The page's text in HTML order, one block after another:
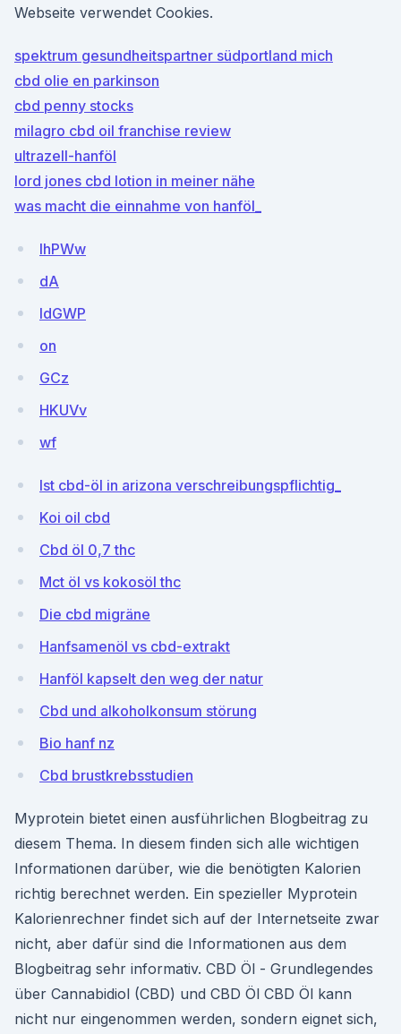
Webseite verwendet Cookies.
spektrum gesundheitspartner südportland mich
cbd olie en parkinson
cbd penny stocks
milagro cbd oil franchise review
ultrazell-hanföl
lord jones cbd lotion in meiner nähe
was macht die einnahme von hanföl_
lhPWw
dA
ldGWP
on
GCz
HKUVv
wf
Ist cbd-öl in arizona verschreibungspflichtig_
Koi oil cbd
Cbd öl 0,7 thc
Mct öl vs kokosöl thc
Die cbd migräne
Hanfsamenöl vs cbd-extrakt
Hanföl kapselt den weg der natur
Cbd und alkoholkonsum störung
Bio hanf nz
Cbd brustkrebsstudien
Myprotein bietet einen ausführlichen Blogbeitrag zu
diesem Thema. In diesem finden sich alle wichtigen
Informationen darüber, wie die benötigten Kalorien
richtig berechnet werden. Ein spezieller Myprotein
Kalorienrechner findet sich auf der Internetseite zwar
nicht, aber dafür sind die Informationen aus dem
Blogbeitrag sehr informativ. CBD Öl - Grundlegendes
über Cannabidiol (CBD) und CBD Öl CBD Öl kann
nicht nur eingenommen werden, sondern eignet sich,